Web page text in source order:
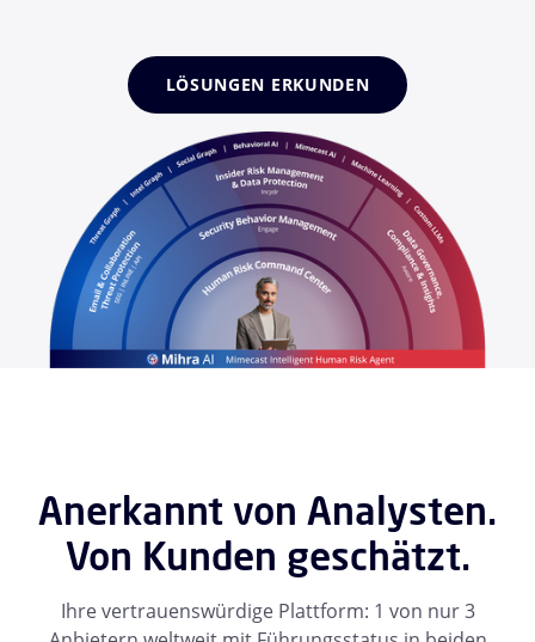
LÖSUNGEN ERKUNDEN
Anerkannt von Analysten.
Von Kunden geschätzt.
Ihre vertrauenswürdige Plattform: 1 von nur 3